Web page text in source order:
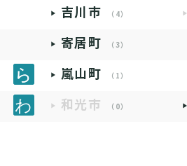
吉川市 （4）
寄居町 （3）
嵐山町 （1）
和光市 （0）